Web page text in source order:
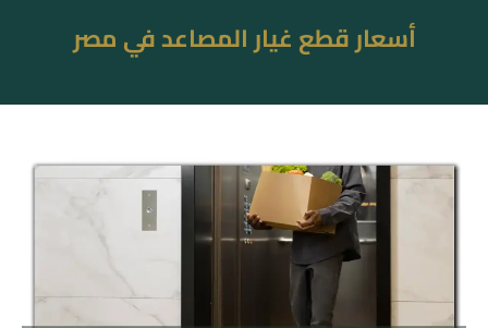
أسعار قطع غيار المصاعد في مصر